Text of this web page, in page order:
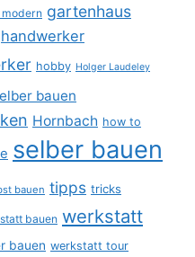
modern gartenhaus
handwerker
hobby Holger Laudeley
bauen
Hornbach how to
selber bauen
bauen tipps tricks
bauen werkstatt
bauen werkstatt tour